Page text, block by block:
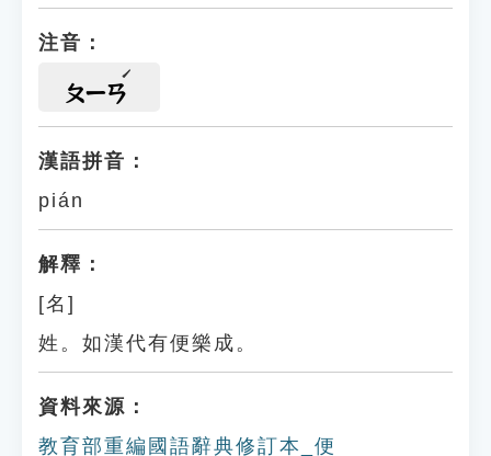
注音：
ㄆㄧㄢ
漢語拼音：
pián
解釋：
[名]
姓。如漢代有便樂成。
資料來源：
教育部重編國語辭典修訂本_便